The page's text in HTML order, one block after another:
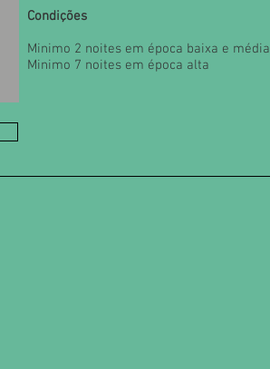
Condições
Minimo 2 noites em época baixa e média
Minimo 7 noites em época alta